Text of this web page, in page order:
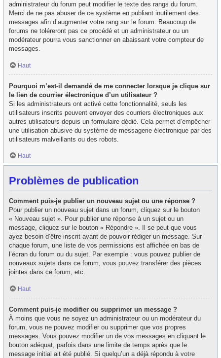
administrateur du forum peut modifier le texte des rangs du forum.
Merci de ne pas abuser de ce système en publiant inutilement des
messages afin d’augmenter votre rang sur le forum. Beaucoup de
forums ne toléreront pas ce procédé et un administrateur ou un
modérateur pourra vous sanctionner en abaissant votre compteur de
messages.
Haut
Pourquoi m’est-il demandé de me connecter lorsque je clique sur
le lien de courrier électronique d’un utilisateur ?
Si les administrateurs ont activé cette fonctionnalité, seuls les
utilisateurs inscrits peuvent envoyer des courriers électroniques aux
autres utilisateurs depuis un formulaire dédié. Cela permet d’empêcher
une utilisation abusive du système de messagerie électronique par des
utilisateurs malveillants ou des robots.
Haut
Problèmes de publication
Comment puis-je publier un nouveau sujet ou une réponse ?
Pour publier un nouveau sujet dans un forum, cliquez sur le bouton
« Nouveau sujet ». Pour publier une réponse à un sujet ou un
message, cliquez sur le bouton « Répondre ». Il se peut que vous
ayez besoin d’être inscrit avant de pouvoir rédiger un message. Sur
chaque forum, une liste de vos permissions est affichée en bas de
l’écran du forum ou du sujet. Par exemple : vous pouvez publier de
nouveaux sujets dans ce forum, vous pouvez transférer des pièces
jointes dans ce forum, etc.
Haut
Comment puis-je modifier ou supprimer un message ?
À moins que vous ne soyez un administrateur ou un modérateur du
forum, vous ne pouvez modifier ou supprimer que vos propres
messages. Vous pouvez modifier un de vos messages en cliquant le
bouton adéquat, parfois dans une limite de temps après que le
message initial ait été publié. Si quelqu’un a déjà répondu à votre